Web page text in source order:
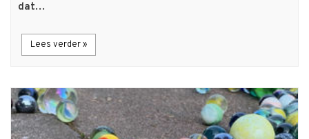
dat…
Lees verder »